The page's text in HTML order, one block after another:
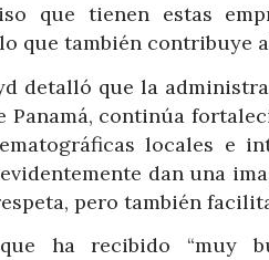
que tienen estas
que también contribuye
detalló que la
Panamá, continúa
locales e
dan una
pero también
ha recibido “muy